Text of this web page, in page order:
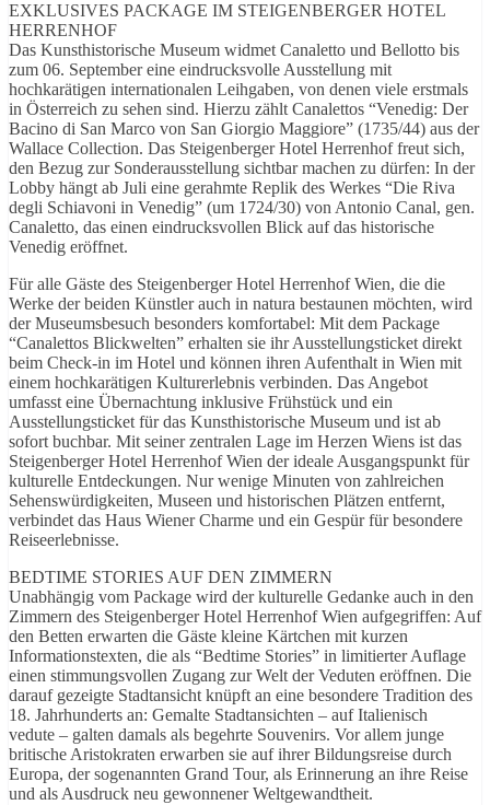
EXKLUSIVES PACKAGE IM STEIGENBERGER HOTEL
HERRENHOF
Das Kunsthistorische Museum widmet Canaletto und Bellotto bis
zum 06. September eine eindrucksvolle Ausstellung mit
hochkarätigen internationalen Leihgaben, von denen viele erstmals
in Österreich zu sehen sind. Hierzu zählt Canalettos “Venedig: Der
Bacino di San Marco von San Giorgio Maggiore” (1735/44) aus der
Wallace Collection. Das Steigenberger Hotel Herrenhof freut sich,
den Bezug zur Sonderausstellung sichtbar machen zu dürfen: In der
Lobby hängt ab Juli eine gerahmte Replik des Werkes “Die Riva
degli Schiavoni in Venedig” (um 1724/30) von Antonio Canal, gen.
Canaletto, das einen eindrucksvollen Blick auf das historische
Venedig eröffnet.
Für alle Gäste des Steigenberger Hotel Herrenhof Wien, die die
Werke der beiden Künstler auch in natura bestaunen möchten, wird
der Museumsbesuch besonders komfortabel: Mit dem Package
“Canalettos Blickwelten” erhalten sie ihr Ausstellungsticket direkt
beim Check-in im Hotel und können ihren Aufenthalt in Wien mit
einem hochkarätigen Kulturerlebnis verbinden. Das Angebot
umfasst eine Übernachtung inklusive Frühstück und ein
Ausstellungsticket für das Kunsthistorische Museum und ist ab
sofort buchbar. Mit seiner zentralen Lage im Herzen Wiens ist das
Steigenberger Hotel Herrenhof Wien der ideale Ausgangspunkt für
kulturelle Entdeckungen. Nur wenige Minuten von zahlreichen
Sehenswürdigkeiten, Museen und historischen Plätzen entfernt,
verbindet das Haus Wiener Charme und ein Gespür für besondere
Reiseerlebnisse.
BEDTIME STORIES AUF DEN ZIMMERN
Unabhängig vom Package wird der kulturelle Gedanke auch in den
Zimmern des Steigenberger Hotel Herrenhof Wien aufgegriffen: Auf
den Betten erwarten die Gäste kleine Kärtchen mit kurzen
Informationstexten, die als “Bedtime Stories” in limitierter Auflage
einen stimmungsvollen Zugang zur Welt der Veduten eröffnen. Die
darauf gezeigte Stadtansicht knüpft an eine besondere Tradition des
18. Jahrhunderts an: Gemalte Stadtansichten – auf Italienisch
vedute – galten damals als begehrte Souvenirs. Vor allem junge
britische Aristokraten erwarben sie auf ihrer Bildungsreise durch
Europa, der sogenannten Grand Tour, als Erinnerung an ihre Reise
und als Ausdruck neu gewonnener Weltgewandtheit.